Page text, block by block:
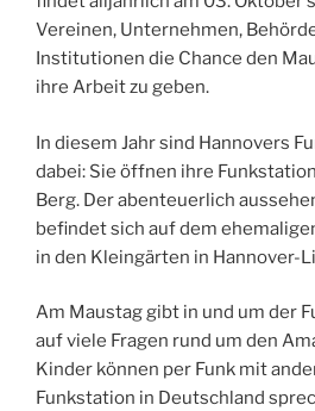
Vereinen, Unternehmen,
Institutionen die Chance den
ihre Arbeit zu geben.
In diesem Jahr sind Hannovers
dabei: Sie öffnen ihre
Berg. Der abenteuerlich
befindet sich auf dem
in den Kleingärten in Hannover-
Am Maustag gibt in und um der
auf viele Fragen rund um den
Kinder können per Funk mit
Funkstation in Deutschland